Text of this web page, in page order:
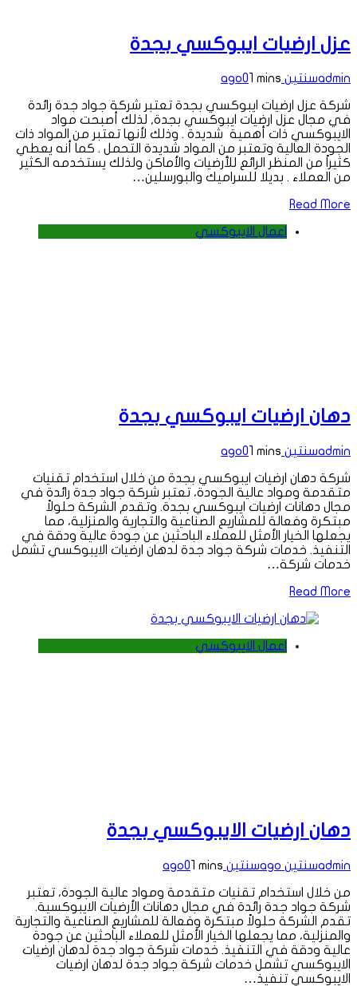
عزل ارضيات ايبوكسي بجدة
adminسنتين ago 01 mins
شركة عزل ارضيات ايبوكسي بجدة تعتبر شركة جواد جدة رائدة
في مجال عزل ارضيات ايبوكسي بجدة, لذلك أصبحت مواد
الايبوكسي ذات أهمية شديدة . وذلك لأنها تعتبر من المواد ذات
الجودة العالية وتعتبر من المواد شديدة التحمل . كما أنه يعطي
كثيراً من المنظر الرائع للأرضيات والأماكن ولذلك يستخدمه الكثير
من العملاء . بديلا للسراميك والبورسلين…
Read More
اعمال الايبوكسي
دهان ارضيات ايبوكسي بجدة
adminسنتين ago 01 mins
شركة دهان ارضيات ايبوكسي بجدة من خلال استخدام تقنيات
متقدمة ومواد عالية الجودة، تعتبر شركة جواد جدة رائدة في
مجال دهانات ارضيات ايبوكسي بجدة. وتقدم الشركة حلولاً
مبتكرة وفعالة للمشاريع الصناعية والتجارية والمنزلية، مما
يجعلها الخيار الأمثل للعملاء الباحثين عن جودة عالية ودقة في
التنفيذ. خدمات شركة جواد جدة لدهان ارضيات الايبوكسي تشمل
خدمات شركة…
Read More
اعمال الايبوكسي
دهان ارضيات الايبوكسي بجدة
adminسنتين ago سنتين ago 01 mins
من خلال استخدام تقنيات متقدمة ومواد عالية الجودة، تعتبر
شركة جواد جدة رائدة في مجال دهانات الأرضيات الايبوكسية.
تقدم الشركة حلولاً مبتكرة وفعالة للمشاريع الصناعية والتجارية
والمنزلية، مما يجعلها الخيار الأمثل للعملاء الباحثين عن جودة
عالية ودقة في التنفيذ. خدمات شركة جواد جدة لدهان ارضيات
الايبوكسي تشمل خدمات شركة جواد جدة لدهان ارضيات
الايبوكسي تنفيذ…